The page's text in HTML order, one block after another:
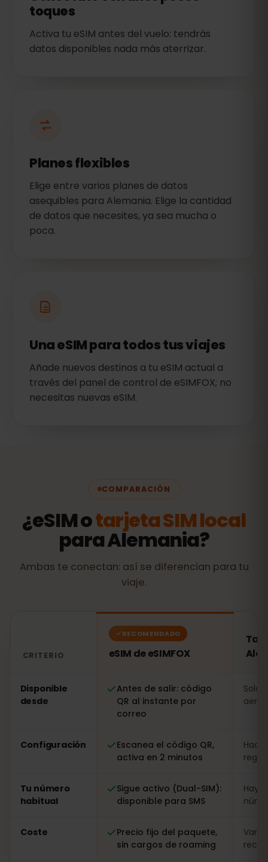
toques
Activa tu eSIM antes del vuelo: tendrás
datos disponibles nada más aterrizar.
Planes flexibles
Elige entre varios planes de datos
asequibles para Alemania. Elige la cantidad
de datos que necesites, ya sea mucha o
poca.
Una eSIM para todos tus viajes
Añade nuevos destinos a tu eSIM actual a
través del panel de control de eSIMFOX; no
necesitas nuevas eSIM.
COMPARACIÓN
¿eSIM otarjeta SIM local
para Alemania?
Ambas te conectan: así se diferencian para tu
viaje.
CRITERIO
RECOMENDADO
eSIM de eSIMFOX
Disponible
desde
Antes de salir: código
QR al instante por
correo
Solo
Configuración
Escanea el código QR,
activa en 2 minutos
Tu número
habitual
Sigue activo (Dual-SIM):
disponible para SMS
Hay
Coste
Precio fijo del paquete,
sin cargos de roaming